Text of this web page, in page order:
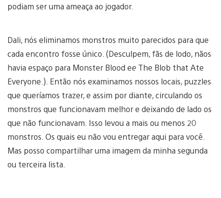
podiam ser uma ameaça ao jogador.
Dali, nós eliminamos monstros muito parecidos para que
cada encontro fosse único. (Desculpem, fãs de lodo, nãos
havia espaço para Monster Blood ee The Blob that Ate
Everyone.). Então nós examinamos nossos locais, puzzles
que queríamos trazer, e assim por diante, circulando os
monstros que funcionavam melhor e deixando de lado os
que não funcionavam. Isso levou a mais ou menos 20
monstros. Os quais eu não vou entregar aqui para você.
Mas posso compartilhar uma imagem da minha segunda
ou terceira lista.